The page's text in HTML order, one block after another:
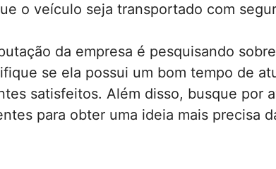
o veículo seja transportado com
da empresa é pesquisando
se ela possui um bom tempo de
satisfeitos. Além disso, busque por
para obter uma ideia mais precisa